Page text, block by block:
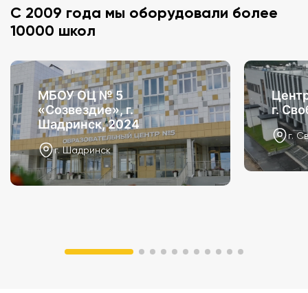
С 2009 года мы оборудовали более
10000 школ
МБОУ ОЦ № 5
«Созвездие», г.
Шадринск, 2024
г. Шадринск
г.
г.